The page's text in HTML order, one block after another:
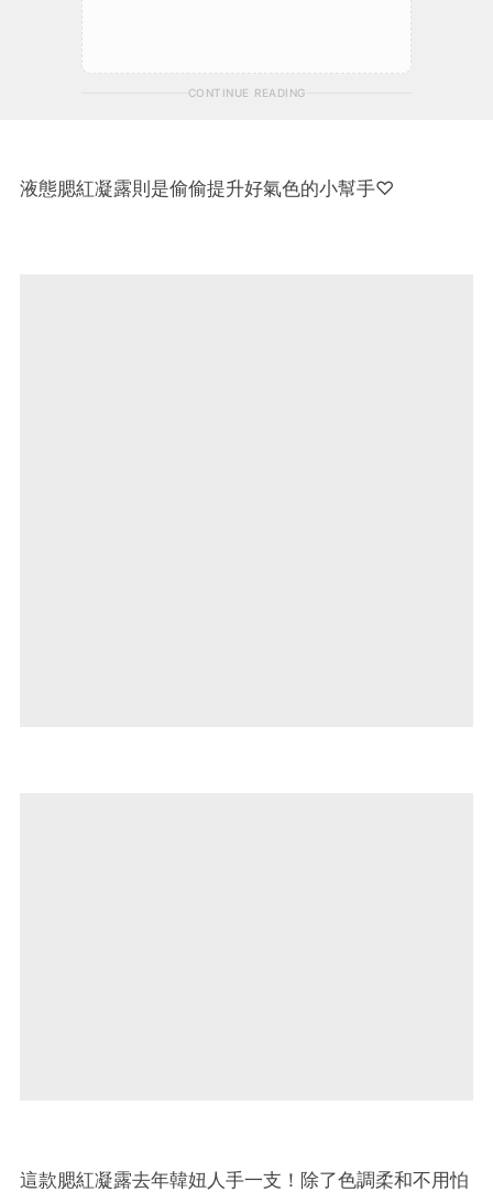
CONTINUE READING
液態腮紅凝露則是偷偷提升好氣色的小幫手♡
這款腮紅凝露去年韓妞人手一支！除了色調柔和不用怕